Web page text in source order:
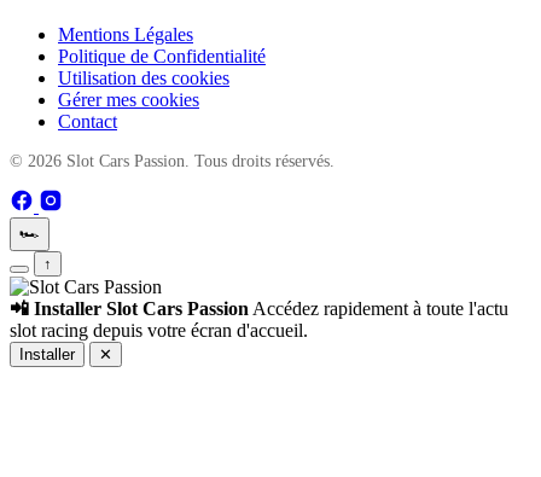
Mentions Légales
Politique de Confidentialité
Utilisation des cookies
Gérer mes cookies
Contact
© 2026 Slot Cars Passion. Tous droits réservés.
🏎️
↑
📲 Installer Slot Cars Passion Accédez rapidement à toute l'actu
slot racing depuis votre écran d'accueil.
Installer ✕